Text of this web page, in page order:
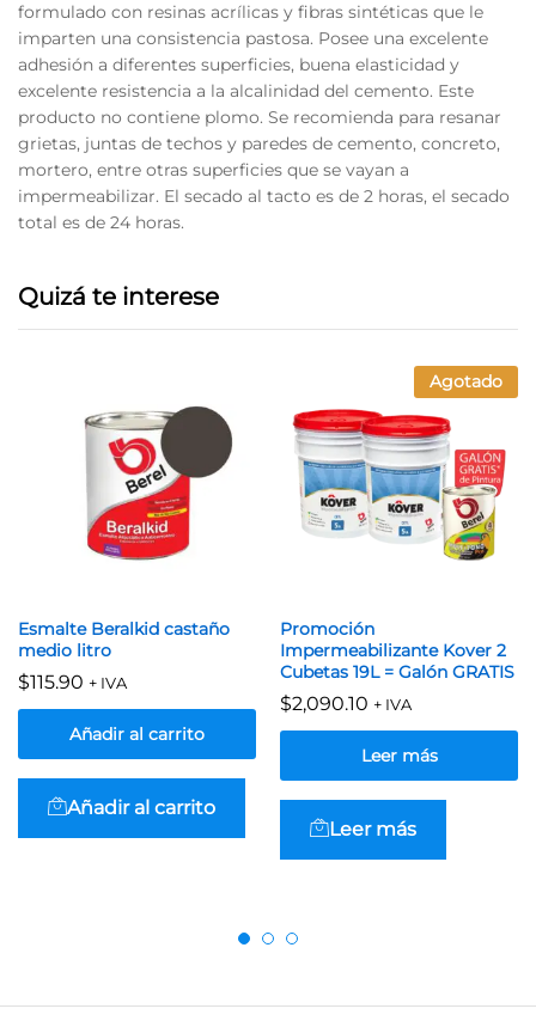
formulado con resinas acrílicas y fibras sintéticas que le
imparten una consistencia pastosa. Posee una excelente
adhesión a diferentes superficies, buena elasticidad y
excelente resistencia a la alcalinidad del cemento. Este
producto no contiene plomo. Se recomienda para resanar
grietas, juntas de techos y paredes de cemento, concreto,
mortero, entre otras superficies que se vayan a
impermeabilizar. El secado al tacto es de 2 horas, el secado
total es de 24 horas.
Quizá te interese
Esmalte Beralkid castaño
medio litro
$115.90 + IVA
Añadir al carrito
Añadir al carrito
Agotado
Promoción
Impermeabilizante Kover 2
Cubetas 19L = Galón GRATIS
$2,090.10 + IVA
Leer más
Leer más